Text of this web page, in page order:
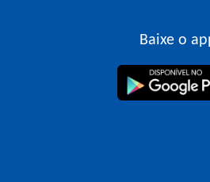
Baixe o